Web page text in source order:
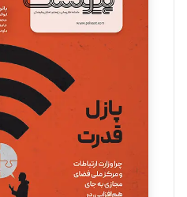
مینا پاکدل
یسنا امان‌پور
تحریریه
ملینا جعفری